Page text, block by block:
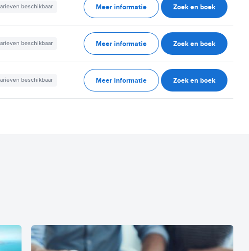
beschikbaar Meer informatie Zoek en boek
beschikbaar Meer informatie Zoek en boek
beschikbaar Meer informatie Zoek en boek